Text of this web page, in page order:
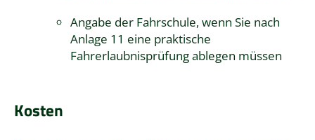
Angabe der Fahrschule, wenn Sie nach
Anlage 11 eine praktische
Fahrerlaubnisprüfung ablegen müssen
Kosten